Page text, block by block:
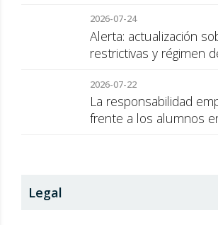
2026-07-24
Alerta: actualización
restrictivas y régimen
2026-07-22
La responsabilidad
frente a los alumnos
Legal